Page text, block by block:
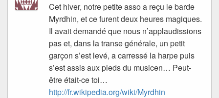
Cet hiver, notre petite asso a reçu le barde
Myrdhin, et ce furent deux heures magiques.
Il avait demandé que nous n’applaudissions
pas et, dans la transe générale, un petit
garçon s’est levé, a carressé la harpe puis
s’est assis aux pieds du musicen… Peut-
être était-ce toi…
http://fr.wikipedia.org/wiki/Myrdhin